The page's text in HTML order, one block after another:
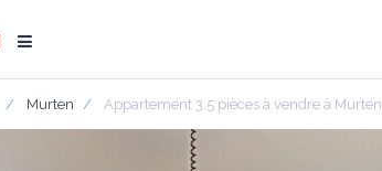
Murten Appartement 3.5 pièces à vendre à Murten